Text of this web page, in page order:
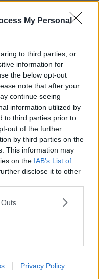
My Personal
to third parties, or
information for
the below opt-out
note that after your
continue seeing
information utilized by
to third parties prior to
out of the further
by third parties on the
This information may
on the IAB’s List of
disclose it to other
Privacy Policy